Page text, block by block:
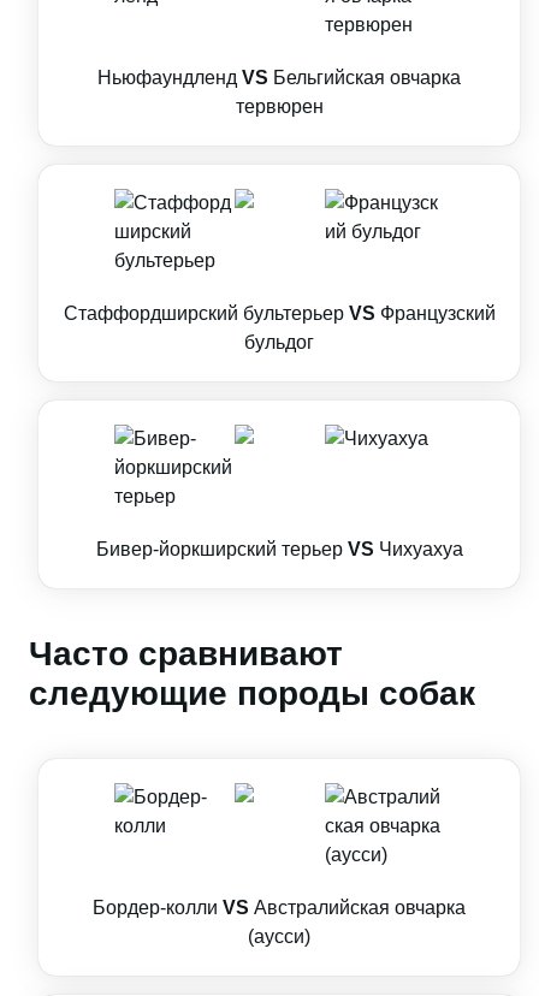
Ньюфаундленд VS Бельгийская овчарка
тервюрен
Стаффордширский бультерьер VS Французский
бульдог
Бивер-йоркширский терьер VS Чихуахуа
Часто сравнивают
следующие породы собак
Бордер-колли VS Австралийская овчарка
(аусси)